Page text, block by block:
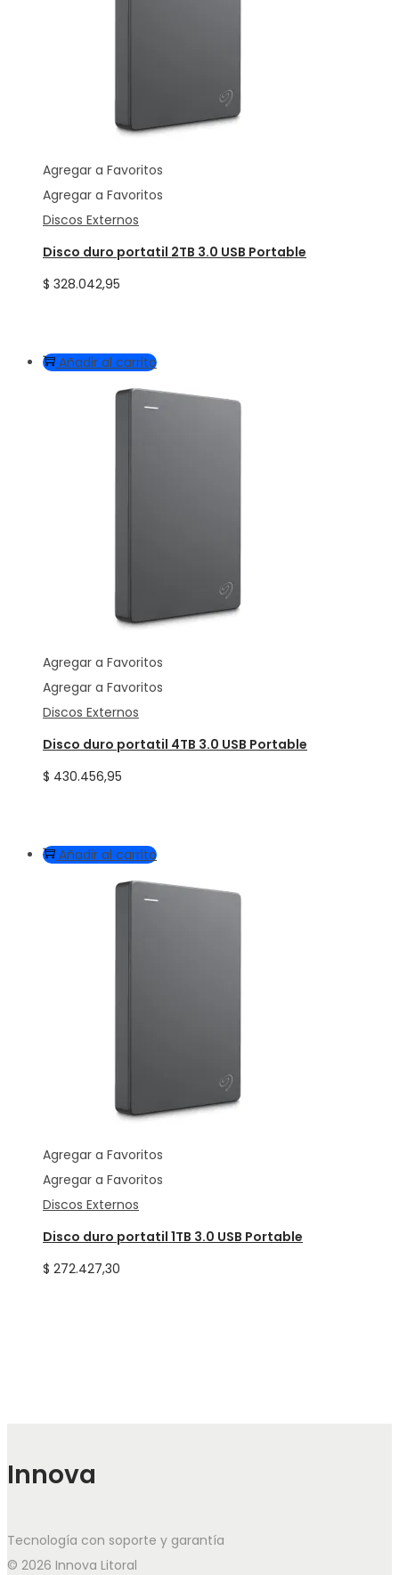
Agregar a Favoritos
Agregar a Favoritos
Discos Externos
Disco duro portatil 2TB 3.0 USB Portable
$ 328.042,95
Añadir al carrito
Agregar a Favoritos
Agregar a Favoritos
Discos Externos
Disco duro portatil 4TB 3.0 USB Portable
$ 430.456,95
Añadir al carrito
Agregar a Favoritos
Agregar a Favoritos
Discos Externos
Disco duro portatil 1TB 3.0 USB Portable
$ 272.427,30
Innova
Tecnología con soporte y garantía
© 2026 Innova Litoral